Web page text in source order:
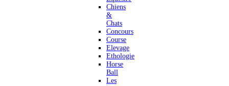
Chiens
&
Chats
Concours
Course
Elevage
Ethologie
Horse
Ball
Les